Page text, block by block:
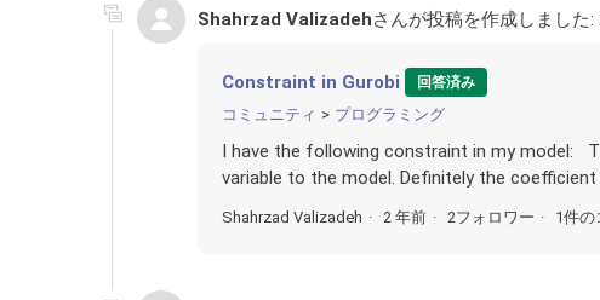
Shahrzad Valizadehさんが投稿を作成しました:
Constraint in Gurobi 回答済み
コミュニティ プログラミング
I have the following constraint in my model:
variable to the model. Definitely the
Shahrzad Valizadeh 2 年前 2フォロワー 1件の